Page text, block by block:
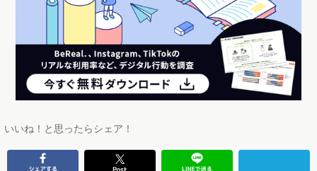
いいね！と思ったらシェア！